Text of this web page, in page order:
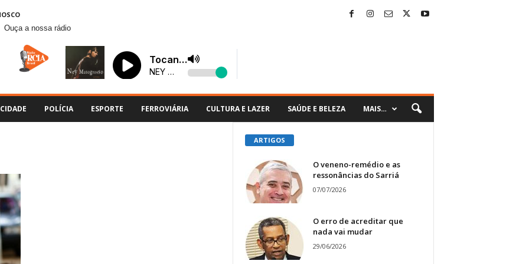
Ouça a nossa rádio
CIDADE POLÍCIA ESPORTE FERROVIÁRIA CULTURA E LAZER SAÚDE E BELEZA MAIS…
ARTIGOS
O veneno-remédio e as
ressonâncias do Sarriá
07/07/2026
O erro de acreditar que
nada vai mudar
29/06/2026